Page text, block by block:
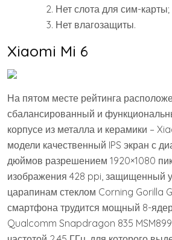
Нет слота для сим-карты;
Нет влагозащиты.
Xiaomi Mi 6
На пятом месте рейтинга
сбалансированный и
корпусе из металла и керамики –
модели качественный IPS экран с
дюймов разрешением 1920×1080
изображения 428 ppi, защищенный
царапинам стеклом Corning Gorilla
смартфона трудится мощный 8-
Qualcomm Snapdragon 835